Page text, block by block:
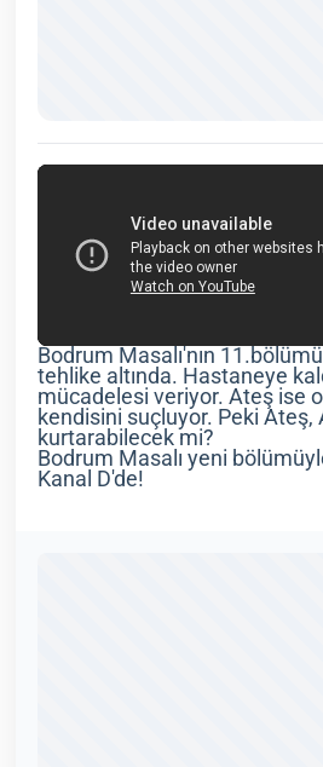
Bodrum Masalı'nın
tehlike altında. Hastaneye
mücadelesi veriyor. Ateş ise
kendisini suçluyor. Peki Ateş,
kurtarabilecek mi?
Bodrum Masalı yeni
Kanal D'de!